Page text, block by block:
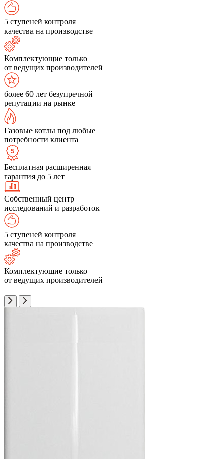
5 ступеней контроля
качества на производстве
Комплектующие только
от ведущих производителей
более 60 лет безупречной
репутации на рынке
Газовые котлы под любые
потребности клиента
Бесплатная расширенная
гарантия до 5 лет
Собственный центр
исследований и разработок
5 ступеней контроля
качества на производстве
Комплектующие только
от ведущих производителей